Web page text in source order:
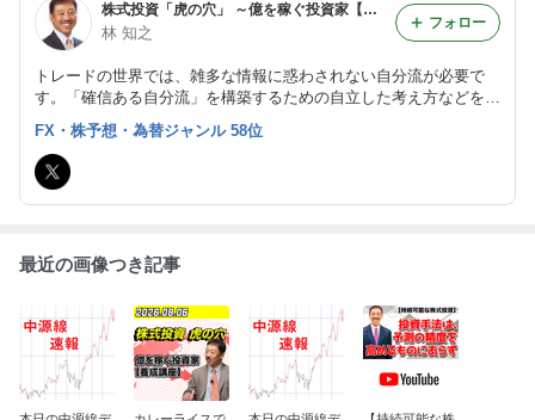
株式投資「虎の穴」 ～億を稼ぐ投資家【養成講座】
林 知之
トレードの世界では、雑多な情報に惑わされない自分流が必要で
す。「確信ある自分流」を構築するための自立した考え方などを、
相場技術論に基づいて紹介します。実践の知恵はYouTubeでも配信
しています。
フォロー
FX・株予想・為替ジャンル 58位
最近の画像つき記事